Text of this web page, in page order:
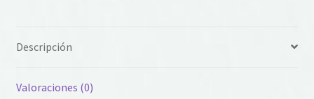
Descripción
Valoraciones (0)